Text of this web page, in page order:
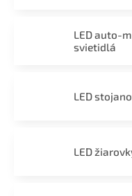
LED auto-
svietidlá
LED
LED